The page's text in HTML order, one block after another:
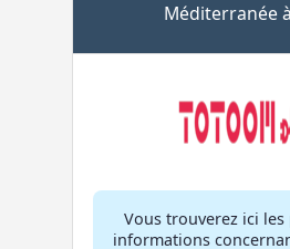
Méditerranée
Vous trouverez ici
informations